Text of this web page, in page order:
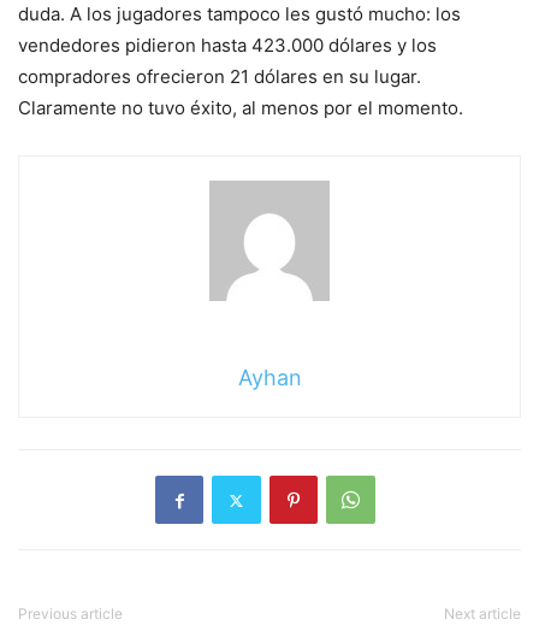
duda. A los jugadores tampoco les gustó mucho: los
vendedores pidieron hasta 423.000 dólares y los
compradores ofrecieron 21 dólares en su lugar.
Claramente no tuvo éxito, al menos por el momento.
Ayhan
Previous article Next article